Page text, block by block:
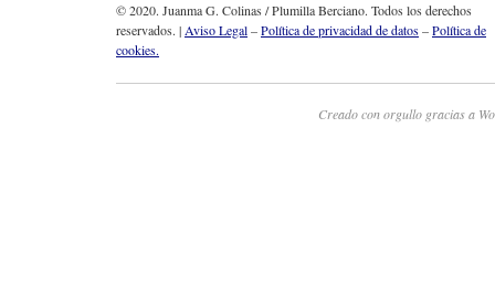
© 2020. Juanma G. Colinas / Plumilla Berciano. Todos los derechos
reservados. |Aviso Legal–Política de privacidad de datos–Política de
cookies.
Creado con orgullo gracias a